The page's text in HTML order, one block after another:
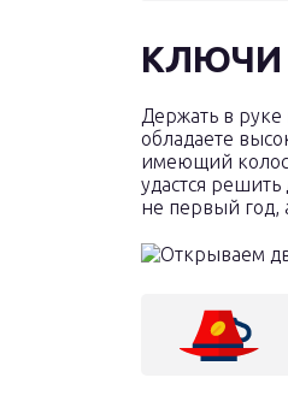
КЛЮЧИ
Держать в
обладаете
имеющий
удастся
не первый год,